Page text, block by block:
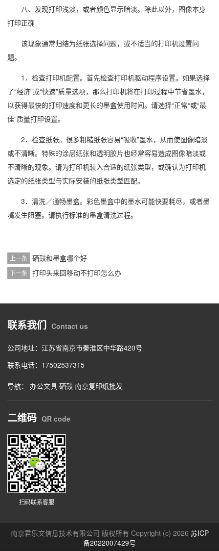
八、发现打印浅淡，或者颜色显示暗淡。除此以外，图像本身
打印正确
该现象通常归结为纸张选择问题，或不适当的打印机设置问
题。
1．检查打印机配置。首先检查打印机驱动程序设置。如果选择
了“经济”或“快速”质量选项，那么打印机将在打印过程中节省墨水，
以获得最快的打印速度和更长的墨盒使用时间。请选择“正常“或“最
佳”质量打印设置。
2．检查纸张。很多粗糙纸张容易“吸收”墨水，从而使图像暗淡
或不清晰。特殊的涂层纸张和透明胶片也经常容易造成图像暗淡或
不清晰的现象。请为打印机装入合适的纸张类型，或确认为打印机
选定的纸张类型与实际安装的纸张类型匹配。
3．清洗／通畅墨盒。彩色墨盒中的墨水可能快要耗尽，或者墨
嘴发生阻塞。请执行标准的墨盒清洗过程。
上一条 硒鼓和墨盒哪个好
下一条 打印头来回移动不打印怎么办
联系我们 Contact us
公司地址：江苏省南京市秦淮区中华路420号
联系电话：17502537315
导航： 办公文具 硒鼓 南京复印纸批发
二维码 QR code
扫码联系客服
南京君乐文信息技术有限公司 版权所有 Copyright (c) 2026 苏ICP
备2022007429号